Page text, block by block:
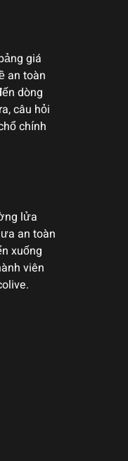
giá
an toàn
dòng
câu hỏi
chính
lửa
an toàn
xuống
viên